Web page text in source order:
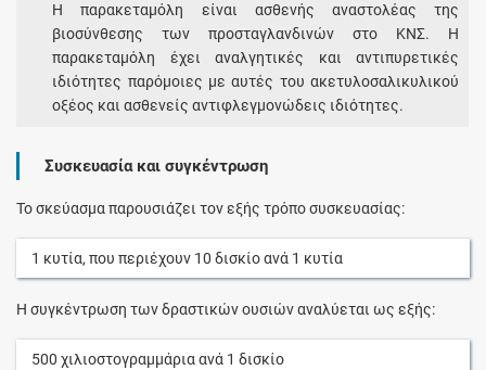
Η παρακεταμόλη είναι ασθενής αναστολέας της
βιοσύνθεσης των προσταγλανδινών στο ΚΝΣ. Η
παρακεταμόλη έχει αναλγητικές και αντιπυρετικές
ιδιότητες παρόμοιες με αυτές του ακετυλοσαλικυλικού
οξέος και ασθενείς αντιφλεγμονώδεις ιδιότητες.
Συσκευασία και συγκέντρωση
Το σκεύασμα παρουσιάζει τον εξής τρόπο συσκευασίας:
1 κυτία, που περιέχουν 10 δισκίοανά 1 κυτία
Η συγκέντρωση των δραστικών ουσιών αναλύεται ως εξής:
500 χιλιοστογραμμάριαανά 1 δισκίο